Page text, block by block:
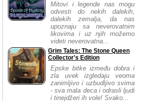
Mitovi i legende nas mogu
odvesti do nekih dalekih,
dalekih zemalja, da nas
upoznaju sa neverovatnim
likovima i uz njih možemo
videti neverovatna...
Grim Tales: The Stone Queen
Collector's Edition
Epske bitke između dobra i
zla uvek izgledaju veoma
zanimljivo i uzbudljivo svima
- sva mala deca i odrasli ljudi
i tinejdžeri ih vole! Svako...